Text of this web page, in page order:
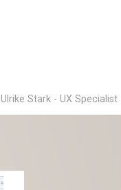
Ulrike Stark - UX Specialist